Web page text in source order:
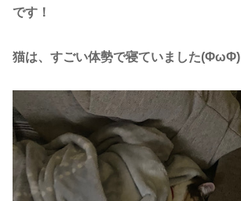
です！
猫は、すごい体勢で寝ていました(ΦωΦ)